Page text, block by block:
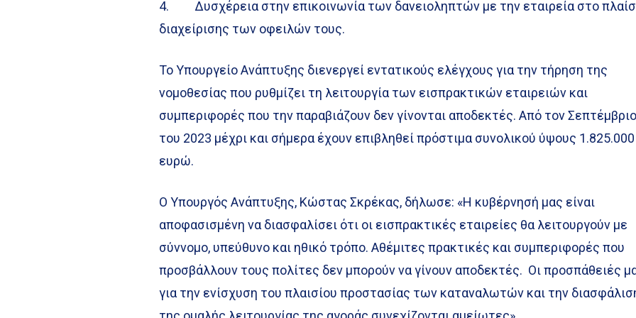
4. Δυσχέρεια στην επικοινωνία των δανειοληπτών με την εταιρεία στο
διαχείρισης των οφειλών τους.
Το Υπουργείο Ανάπτυξης διενεργεί εντατικούς ελέγχους για την τήρηση της
νομοθεσίας που ρυθμίζει τη λειτουργία των εισπρακτικών εταιρειών και
συμπεριφορές που την παραβιάζουν δεν γίνονται αποδεκτές. Από τον Σεπτέμβριο
του 2023 μέχρι και σήμερα έχουν επιβληθεί πρόστιμα συνολικού ύψους 1.825.000
ευρώ.
Ο Υπουργός Ανάπτυξης, Κώστας Σκρέκας, δήλωσε: «Η κυβέρνησή μας είναι
αποφασισμένη να διασφαλίσει ότι οι εισπρακτικές εταιρείες θα λειτουργούν με
σύννομο, υπεύθυνο και ηθικό τρόπο. Αθέμιτες πρακτικές και συμπεριφορές που
προσβάλλουν τους πολίτες δεν μπορούν να γίνουν αποδεκτές. Οι προσπάθειές
για την ενίσχυση του πλαισίου προστασίας των καταναλωτών και την